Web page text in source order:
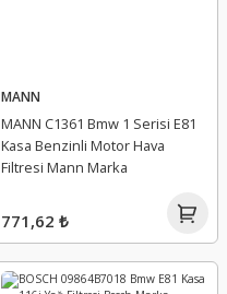
MANN
MANN C1361 Bmw 1 Serisi E81
Kasa Benzinli Motor Hava
Filtresi Mann Marka
771,62 ₺